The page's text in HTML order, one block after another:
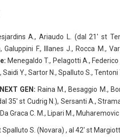
A., Ariaudo L. (dal 21′ st
Galuppini F., Illanes J., Rocca M.,
Menegaldo T., Pelagotti A.,
Saidi Y., Sartor N., Spalluto S., Tentoni
GEN: Raina M., Besaggio M.,
35′ st Cudrig N.), Sersanti A.,
Graca C. M., Lipari M.,
Spalluto S. (Novara) , al 42′ st